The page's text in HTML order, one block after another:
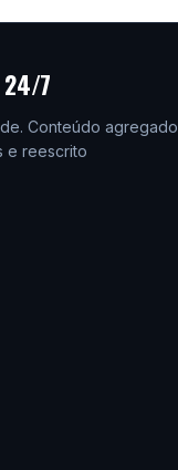
24/7
Conteúdo agregado
e reescrito